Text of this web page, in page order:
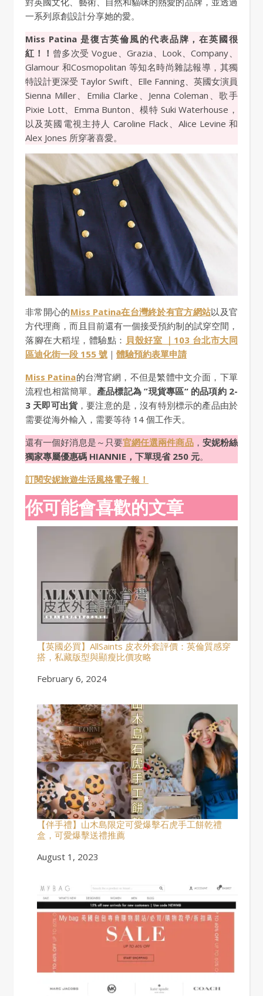
一系列原創設計分享她的愛。
Miss Patina 是復古英倫風的代表品牌，在英國很
紅！！ 曾多次受 Vogue、Grazia、Look、Company、
Glamour 和Cosmopolitan 等知名時尚雜誌報導，其獨
特設計更深受 Taylor Swift、Elle Fanning、英國女演員
Sienna Miller、Emilia Clarke、Jenna Coleman、歌手
Pixie Lott、Emma Bunton、模特 Suki Waterhouse，
以及英國電視主持人 Caroline Flack、Alice Levine 和
Alex Jones 所穿著喜愛。
非常開心的Miss Patina在台灣終於有官方網站以及官
方代理商，而且目前還有一個接受預約制的試穿空間，
落腳在大稻埕，體驗點： 貝殼好室 ｜103 台北市大同
區迪化街一段 155 號 ｜ 體驗預約表單申請
Miss Patina的台灣官網，不但是繁體中文介面，下單
流程也相當簡單。 產品標記為 ”現貨專區“ 的品項約 2-
3 天即可出貨，要注意的是，沒有特別標示的產品由於
需要從海外輸入，需要等待 14 個工作天。
還有一個好消息是～只要官網任選兩件商品， 安妮粉絲
獨家專屬優惠碼 HIANNIE，下單現省 250 元。
訂閱安妮旅遊生活風格電子報！
你可能會喜歡的文章
【英國必買】AllSaints 皮衣外套評價：英倫質感穿
搭，私藏版型與顯瘦比價攻略
Date
February 6, 2024
【伴手禮】山木島限定可愛爆擊石虎手工餅乾禮
盒，可愛爆擊送禮推薦
Date
August 1, 2023